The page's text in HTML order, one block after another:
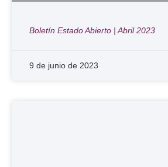
Boletín Estado Abierto | Abril 2023
9 de junio de 2023